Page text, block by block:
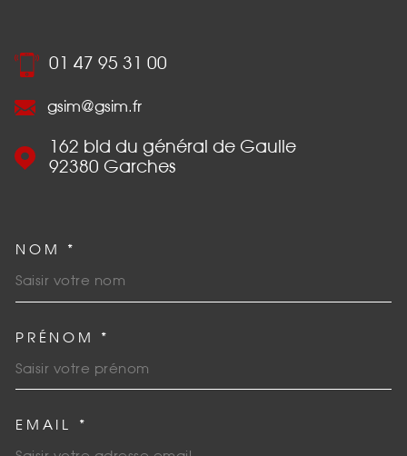
01 47 95 31 00
gsim@gsim.fr
162 bld du général de Gaulle
92380
Garches
NOM *
PRÉNOM *
EMAIL *